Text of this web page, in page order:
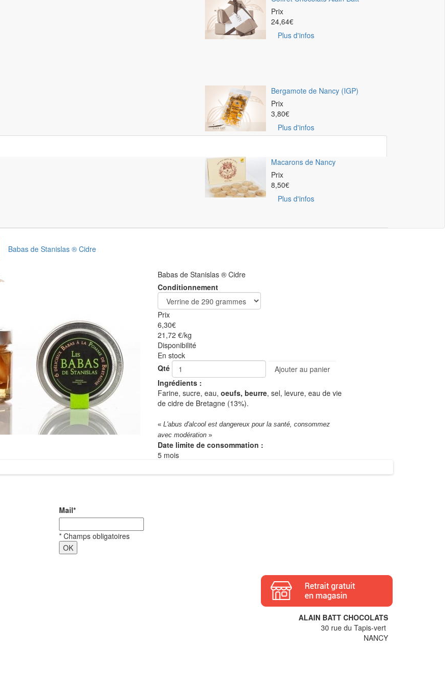
Prix
24,64€
Plus d'infos
Bergamote de Nancy (IGP)
Prix
3,80€
Plus d'infos
Macarons de Nancy
Prix
8,50€
Plus d'infos
Babas de Stanislas ® Cidre
Babas de Stanislas ® Cidre
Conditionnement
Prix
6,30€
21,72 €/kg
Disponibilité
En stock
Qté
Ajouter au panier
Ingrédients :
Farine, sucre, eau, oeufs, beurre, sel, levure, eau de vie
de cidre de Bretagne (13%).
« L'abus d'alcool est dangereux pour la santé, consommez
avec modération»
Date limite de consommation :
5 mois
Mail*
* Champs obligatoires
ALAIN BATT CHOCOLATS
30 rue du Tapis-vert
NANCY